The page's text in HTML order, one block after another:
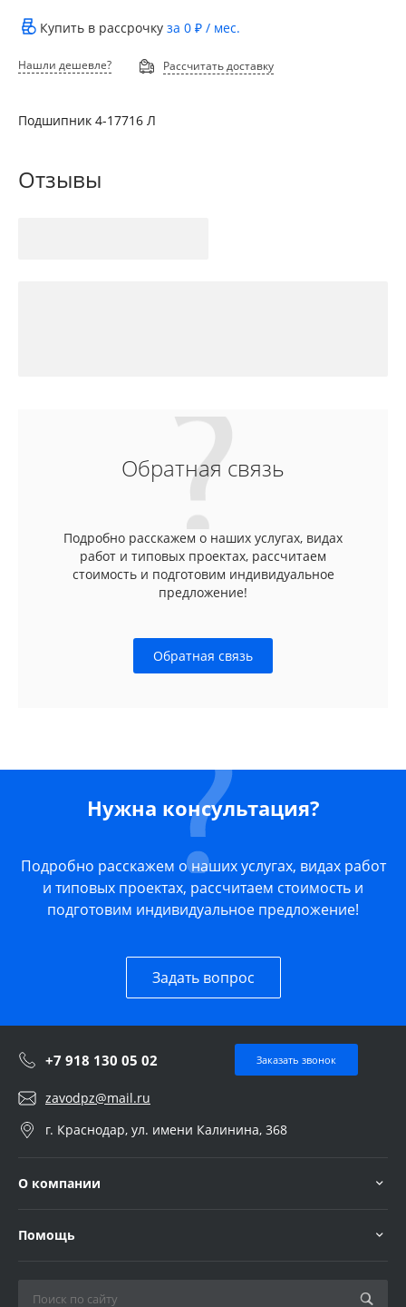
Купить в рассрочку за 0 ₽ / мес.
Нашли дешевле? Рассчитать доставку
Подшипник 4-17716 Л
Отзывы
Обратная связь
Подробно расскажем о наших услугах, видах
работ и типовых проектах, рассчитаем
стоимость и подготовим индивидуальное
предложение!
Обратная связь
Нужна консультация?
Подробно расскажем о наших услугах, видах работ
и типовых проектах, рассчитаем стоимость и
подготовим индивидуальное предложение!
Задать вопрос
+7 918 130 05 02 Заказать звонок
zavodpz@mail.ru
г. Краснодар, ул. имени Калинина, 368
О компании
Помощь